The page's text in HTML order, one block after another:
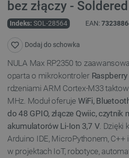
bez złączy -
Indeks: SOL-28564 EAN:
Dodaj do schowka
NULA Max RP2350 to
oparta o mikrokontroler
rdzeniami ARM Cortex-M33
MHz. Moduł oferuje WiFi,
do 48 GPIO, złącze Qwiic, czytnik
akumulatorów Li-Ion 3,7 V. Dzięki
Arduino IDE, MicroPythonem,
w projektach IoT, robotyce,